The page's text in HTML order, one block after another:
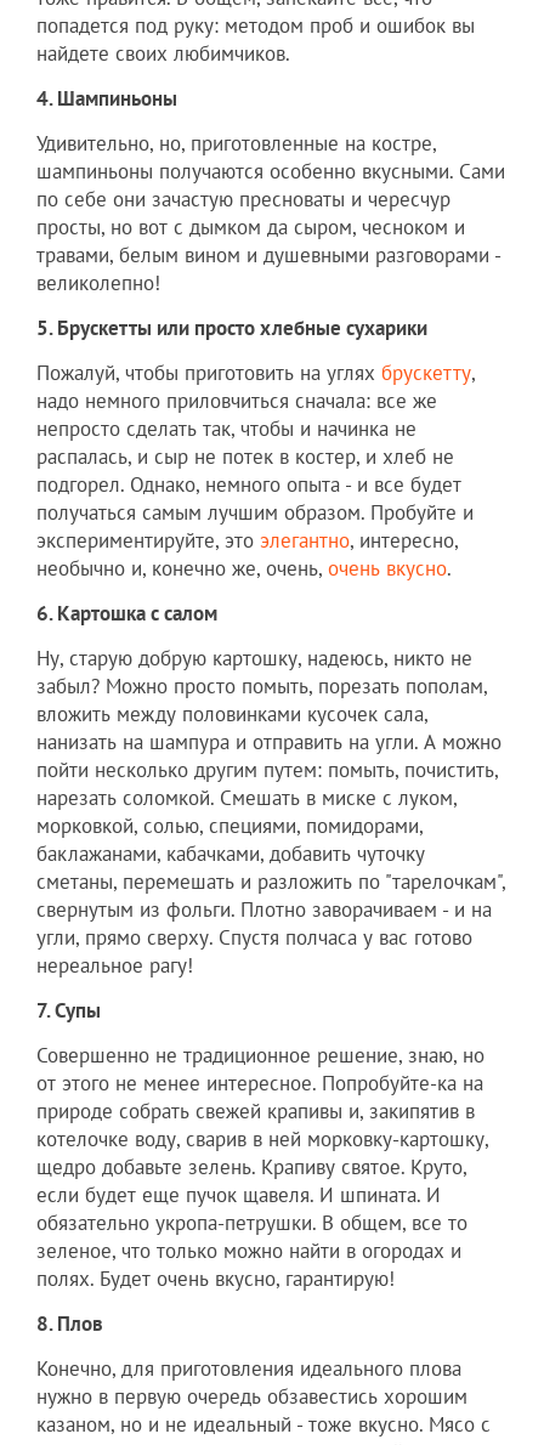
попадется под руку: методом проб и ошибок вы
найдете своих любимчиков.
4. Шампиньоны
Удивительно, но, приготовленные на костре,
шампиньоны получаются особенно вкусными. Сами
по себе они зачастую пресноваты и чересчур
просты, но вот с дымком да сыром, чесноком и
травами, белым вином и душевными разговорами -
великолепно!
5. Брускетты или просто хлебные сухарики
Пожалуй, чтобы приготовить на углях брускетту,
надо немного приловчиться сначала: все же
непросто сделать так, чтобы и начинка не
распалась, и сыр не потек в костер, и хлеб не
подгорел. Однако, немного опыта - и все будет
получаться самым лучшим образом. Пробуйте и
экспериментируйте, это элегантно, интересно,
необычно и, конечно же, очень, очень вкусно.
6. Картошка с салом
Ну, старую добрую картошку, надеюсь, никто не
забыл? Можно просто помыть, порезать пополам,
вложить между половинками кусочек сала,
нанизать на шампура и отправить на угли. А можно
пойти несколько другим путем: помыть, почистить,
нарезать соломкой. Смешать в миске с луком,
морковкой, солью, специями, помидорами,
баклажанами, кабачками, добавить чуточку
сметаны, перемешать и разложить по "тарелочкам",
свернутым из фольги. Плотно заворачиваем - и на
угли, прямо сверху. Спустя полчаса у вас готово
нереальное рагу!
7. Супы
Совершенно не традиционное решение, знаю, но
от этого не менее интересное. Попробуйте-ка на
природе собрать свежей крапивы и, закипятив в
котелочке воду, сварив в ней морковку-картошку,
щедро добавьте зелень. Крапиву святое. Круто,
если будет еще пучок щавеля. И шпината. И
обязательно укропа-петрушки. В общем, все то
зеленое, что только можно найти в огородах и
полях. Будет очень вкусно, гарантирую!
8. Плов
Конечно, для приготовления идеального плова
нужно в первую очередь обзавестись хорошим
казаном, но и не идеальный - тоже вкусно. Мясо с